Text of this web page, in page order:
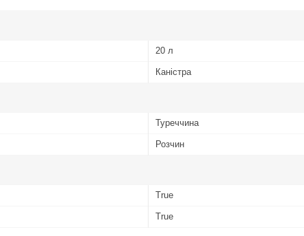
20 л
Каністра
Туреччина
Розчин
True
True